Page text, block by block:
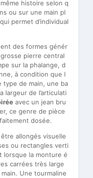
histoire selon q
ou sur une main pl
permet d’individual
des formes génér
pierre central
sur la phalange, d
à condition que l
type de main, une ba
de l’articulati
avec un jean bru
ce genre de pièce
dosée.
allongés visuelle
ou rectangles verti
lorsque la monture é
carrées très large
Une tourmaline